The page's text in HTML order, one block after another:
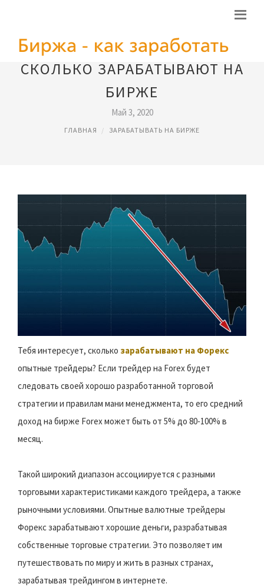
СКОЛЬКО ЗАРАБАТЫВАЮТ НА
БИРЖЕ
Май 3, 2020
ГЛАВНАЯ ЗАРАБАТЫВАТЬ НА БИРЖЕ
Тебя интересует, сколько зарабатывают на Форекс
опытные трейдеры? Если трейдер на Forex будет
следовать своей хорошо разработанной торговой
стратегии и правилам мани менеджмента, то его средний
доход на бирже Forex может быть от 5% до 80-100% в
месяц.
Такой широкий диапазон ассоциируется с разными
торговыми характеристиками каждого трейдера, а также
рыночными условиями. Опытные валютные трейдеры
Форекс зарабатывают хорошие деньги, разрабатывая
собственные торговые стратегии. Это позволяет им
путешествовать по миру и жить в разных странах,
зарабатывая трейдингом в интернете.